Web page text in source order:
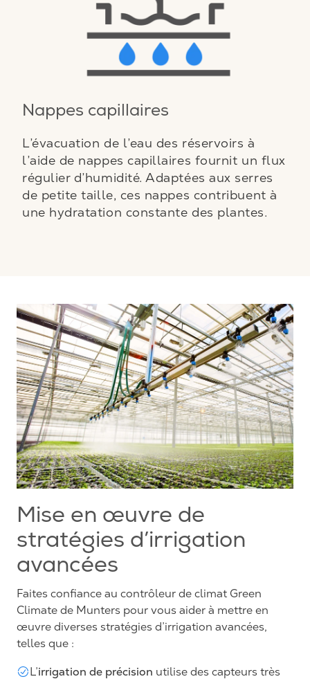
Nappes capillaires
L’évacuation de l’eau des réservoirs à
l’aide de nappes capillaires fournit un flux
régulier d’humidité. Adaptées aux serres
de petite taille, ces nappes contribuent à
une hydratation constante des plantes.
Mise en œuvre de
stratégies d’irrigation
avancées
Faites confiance au contrôleur de climat Green
Climate de Munters pour vous aider à mettre en
œuvre diverses stratégies d’irrigation avancées,
telles que :
L’irrigation de précision utilise des capteurs très